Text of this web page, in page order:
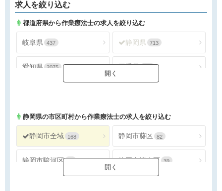
求人を絞り込む
都道府県から作業療法士の求人を絞り込む
岐阜県 437 静岡県 713
愛知県 2075 三重県
静岡県の市区町村から作業療法士の求人を絞り込む
静岡市全域 168 静岡市葵区 82
静岡市駿河区 静岡市清水区 39